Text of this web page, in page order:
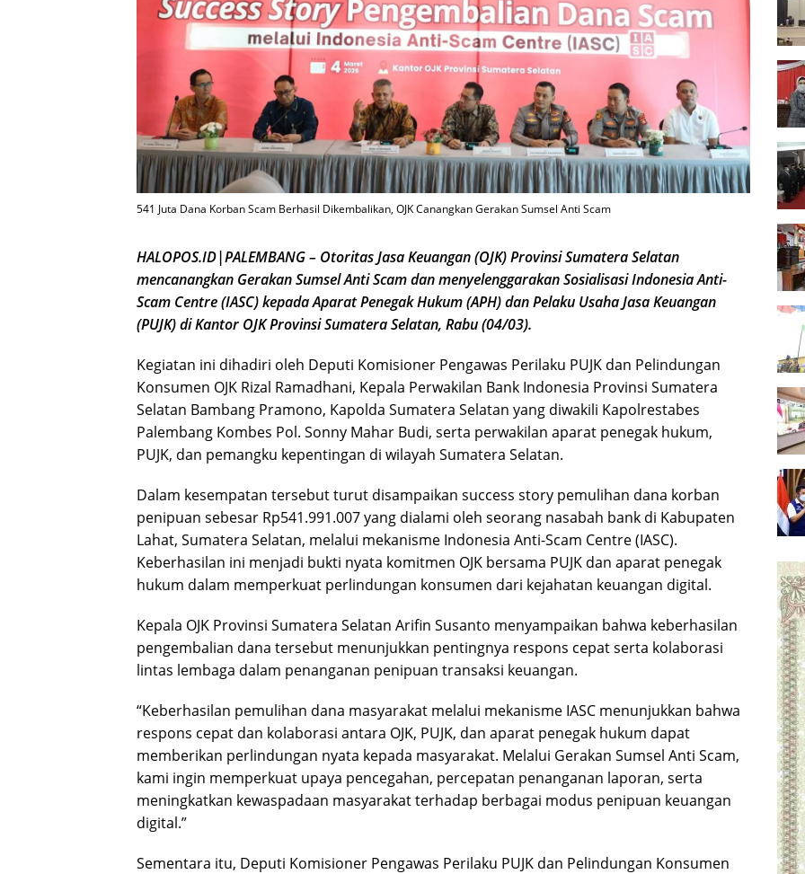
541 Juta Dana Korban Scam Berhasil Dikembalikan, OJK Canangkan Gerakan Sumsel Anti Scam
HALOPOS.ID|PALEMBANG – Otoritas Jasa Keuangan (OJK) Provinsi Sumatera Selatan
mencanangkan Gerakan Sumsel Anti Scam dan menyelenggarakan Sosialisasi Indonesia Anti-
Scam Centre (IASC) kepada Aparat Penegak Hukum (APH) dan Pelaku Usaha Jasa Keuangan
(PUJK) di Kantor OJK Provinsi Sumatera Selatan, Rabu (04/03).
Kegiatan ini dihadiri oleh Deputi Komisioner Pengawas Perilaku PUJK dan Pelindungan
Konsumen OJK Rizal Ramadhani, Kepala Perwakilan Bank Indonesia Provinsi Sumatera
Selatan Bambang Pramono, Kapolda Sumatera Selatan yang diwakili Kapolrestabes
Palembang Kombes Pol. Sonny Mahar Budi, serta perwakilan aparat penegak hukum,
PUJK, dan pemangku kepentingan di wilayah Sumatera Selatan.
Dalam kesempatan tersebut turut disampaikan success story pemulihan dana korban
penipuan sebesar Rp541.991.007 yang dialami oleh seorang nasabah bank di Kabupaten
Lahat, Sumatera Selatan, melalui mekanisme Indonesia Anti-Scam Centre (IASC).
Keberhasilan ini menjadi bukti nyata komitmen OJK bersama PUJK dan aparat penegak
hukum dalam memperkuat perlindungan konsumen dari kejahatan keuangan digital.
Kepala OJK Provinsi Sumatera Selatan Arifin Susanto menyampaikan bahwa keberhasilan
pengembalian dana tersebut menunjukkan pentingnya respons cepat serta kolaborasi
lintas lembaga dalam penanganan penipuan transaksi keuangan.
“Keberhasilan pemulihan dana masyarakat melalui mekanisme IASC menunjukkan bahwa
respons cepat dan kolaborasi antara OJK, PUJK, dan aparat penegak hukum dapat
memberikan perlindungan nyata kepada masyarakat. Melalui Gerakan Sumsel Anti Scam,
kami ingin memperkuat upaya pencegahan, percepatan penanganan laporan, serta
meningkatkan kewaspadaan masyarakat terhadap berbagai modus penipuan keuangan
digital.”
Sementara itu, Deputi Komisioner Pengawas Perilaku PUJK dan Pelindungan Konsumen